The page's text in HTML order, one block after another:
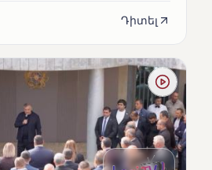
Դիտել